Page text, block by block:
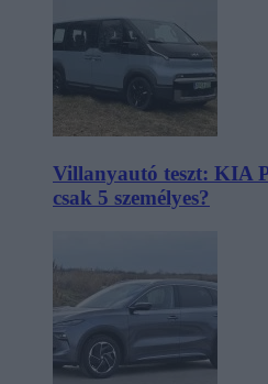
Villanyautó teszt: KIA
csak 5 személyes?